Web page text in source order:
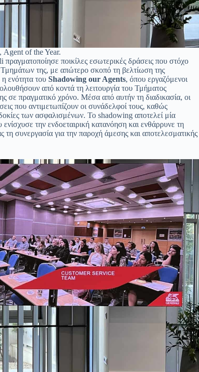
of the Year.
ποικίλες εσωτερικές δράσεις που στόχο
Τμημάτων της, με απώτερο σκοπό τη βελτίωση της
ενότητα του Shadowing our Agents, όπου εργαζόμενοι
από κοντά τη λειτουργία του Τμήματος
σε πραγματικό χρόνο. Μέσα από αυτήν τη διαδικασία, οι
που αντιμετωπίζουν οι συνάδελφοί τους, καθώς
των ασφαλισμένων. Το shadowing αποτελεί μία
την ενδοεταιρική κατανόηση και ενθάρρυνε τη
συνεργασία για την παροχή άμεσης και αποτελεσματικής